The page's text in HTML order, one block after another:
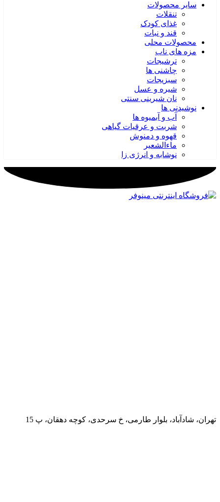
سایر محصولات
تنقلات
غذای کودک
قند و نبات
محصولات محلی
مزه های ناب
ترشیجات
چاشنی ها
سبزیجات
شیره و عسل
نان شیرینی سنتی
نوشیدنی ها
آب و آبمیوه ها
شربت و عرقیات گیاهی
قهوه و دمنوش
ماءالشعیر
نوشابه و انرژی زا
تهران، شادآباد، بلوار طارمی، خ سرحدی، کوچه دهقان، پ 15